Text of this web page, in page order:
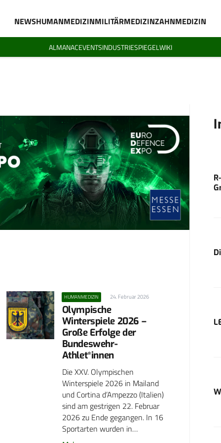
NEWSHUMANMEDIZINMILITÄRMEDIZINZAHNMEDIZIN
ALMANACEVENTSINDUSTRIESPIEGELWIKI
HUMANMEDIZIN 24. Februar 2026
Olympische
Winterspiele 2026 –
Große Erfolge der
Bundeswehr-
Athlet*innen
Die XXV. Olympischen
Winterspiele 2026 in Mailand
und Cortina d’Ampezzo (Italien)
sind am gestrigen 22. Februar
2026 zu Ende gegangen. In 16
Sportarten wurden in…